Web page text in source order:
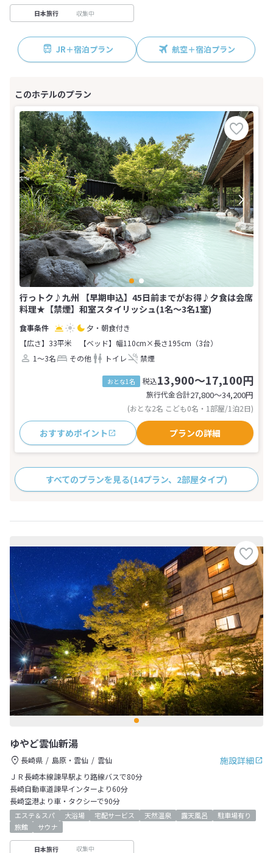
日本旅行 収集中
JR＋宿泊プラン 航空＋宿泊プラン
行っトク♪九州 【早期申込】45日前までがお得♪夕食は会席
料理★【禁煙】和室スタイリッシュ(1名～3名1室)
夕・朝食付き
【広さ】33平米
【ベッド】幅110cm×長さ195cm（3台）
1～3名
その他 トイレ 禁煙
おとな1名 税込13,900～17,100円
旅行代金合計27,800〜34,200円
(おとな2名 こども0名・1部屋/1泊2日)
おすすめポイント プランの詳細
すべてのプランを見る(14プラン、2部屋タイプ)
ゆやど雲仙新湯
施設詳細
長崎県 島原・雲仙
雲仙
ＪＲ長崎本線諫早駅より路線バスで80分
長崎自動車道諫早インターより60分
長崎空港より車・タクシーで90分
エステ＆スパ 大浴場 宅配サービス 天然温泉 露天風呂
駐車場有り
旅館
サウナ
日本旅行 収集中